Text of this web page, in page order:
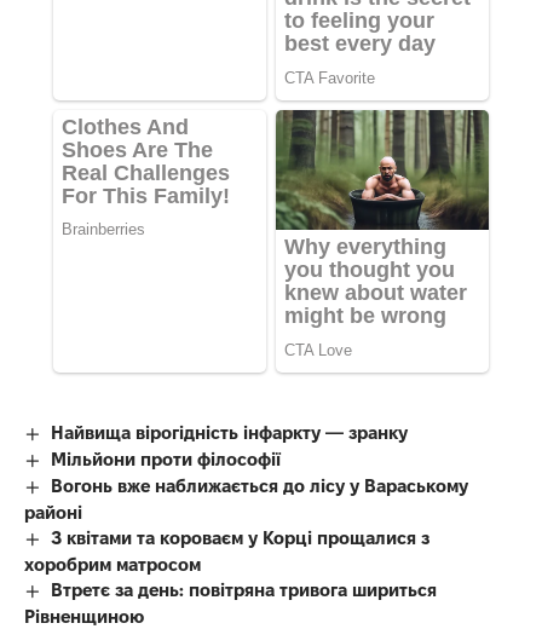
Найвища вірогідність інфаркту — зранку
Мільйони проти філософії
Вогонь вже наближається до лісу у Вараському
районі
З квітами та короваєм у Корці прощалися з
хоробрим матросом
Втретє за день: повітряна тривога шириться
Рівненщиною